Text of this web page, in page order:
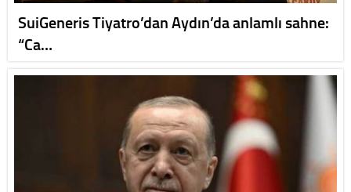
SuiGeneris Tiyatro’dan Aydın’da anlamlı sahne:
“Ca…